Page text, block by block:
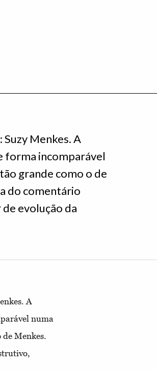
Menkes. A
forma incomparável
grande como o de
do comentário
evolução da
A
numa
Menkes.